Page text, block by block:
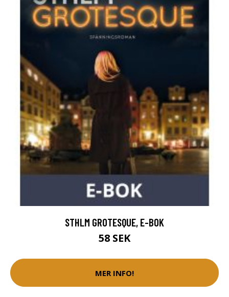
STHLM GROTESQUE, E-BOK
58 SEK
MER INFO!